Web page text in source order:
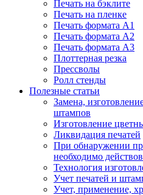
Печать на бэклите
Печать на пленке
Печать формата А1
Печать формата А2
Печать формата А3
Плоттерная резка
Прессволы
Ролл стенды
Полезные статьи
Замена,
штампов
Изготовление
Ликвидация печатей
При обнаружении
необходимо
Технология
Учет печатей и
Учет, применение,